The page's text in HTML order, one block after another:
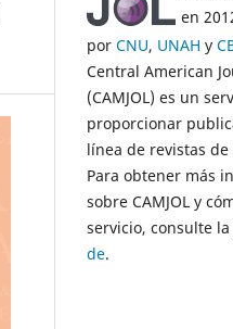
en
por CNU, UNAH y
Central American
(CAMJOL) es un
proporcionar
línea de revistas
Para obtener más
sobre CAMJOL y
servicio, consulte
de.